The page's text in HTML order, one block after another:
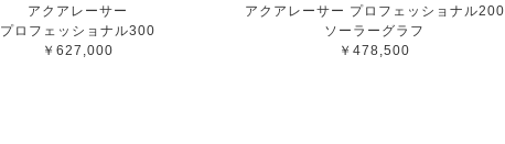
アクアレーサー
プロフェッショナル300
￥627,000
アクアレーサー プロフェッショナル200
ソーラーグラフ
￥478,500